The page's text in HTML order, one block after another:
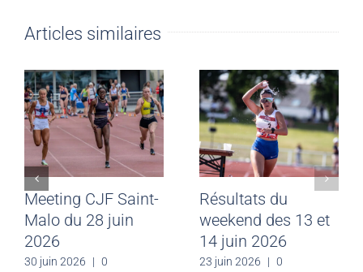
Articles similaires
Meeting CJF Saint-
Malo du 28 juin
2026
30 juin 2026 | 0
Résultats du
weekend des 13 et
14 juin 2026
23 juin 2026 | 0